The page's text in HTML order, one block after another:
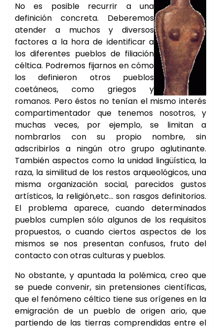
No es posible recurrir a una
definición concreta. Deberemos
atender a muchos y diversos
factores a la hora de identificar a
los diferentes pueblos de filiación
céltica. Podremos fijarnos en cómo
los definieron otros pueblos
coetáneos, como griegos y
romanos. Pero éstos no tenían el mismo interés
compartimentador que tenemos nosotros, y
muchas veces, por ejemplo, se limitan a
nombrarlos con su propio nombre, sin
adscribirlos a ningún otro grupo aglutinante.
También aspectos como la unidad lingüística, la
raza, la similitud de los restos arqueológicos, una
misma organización social, parecidos gustos
artísticos, la religión,etc… son rasgos definitorios.
El problema aparece, cuando determinados
pueblos cumplen sólo algunos de los requisitos
propuestos, o cuando ciertos aspectos de los
mismos se nos presentan confusos, fruto del
contacto con otras culturas y pueblos.
No obstante, y apuntada la polémica, creo que
se puede convenir, sin pretensiones científicas,
que el fenómeno céltico tiene sus orígenes en la
emigración de un pueblo de origen ario, que
partiendo de las tierras comprendidas entre el